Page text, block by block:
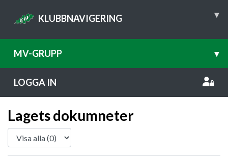
KLUBBNAVIGERING ▾
MV-GRUPP ▾
LOGGA IN
Lagets dokumneter